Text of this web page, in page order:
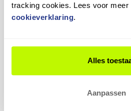
tracking cookies. Lees voor meer
cookieverklaring.
Alles
Aanpassen
Wat onze